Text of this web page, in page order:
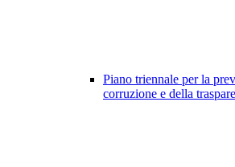
Piano triennale per la
corruzione e della